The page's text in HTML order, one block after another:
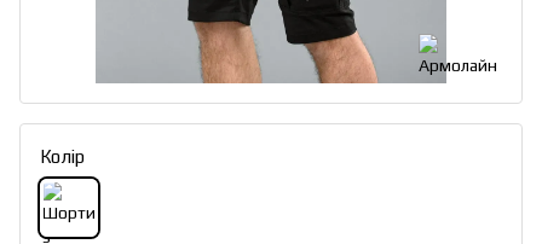
Колір